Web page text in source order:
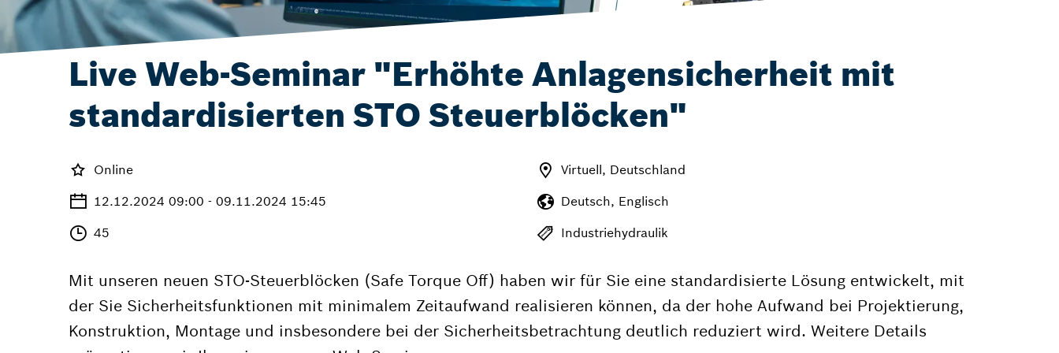
Live Web-Seminar "Erhöhte Anlagensicherheit mit
standardisierten STO Steuerblöcken"
Online
Virtuell, Deutschland
12.12.2024 09:00 - 09.11.2024 15:45
Deutsch, Englisch
45
Industriehydraulik
Mit unseren neuen STO-Steuerblöcken (Safe Torque Off) haben wir für Sie eine standardisierte Lösung entwickelt, mit
der Sie Sicherheitsfunktionen mit minimalem Zeitaufwand realisieren können, da der hohe Aufwand bei Projektierung,
Konstruktion, Montage und insbesondere bei der Sicherheitsbetrachtung deutlich reduziert wird. Weitere Details